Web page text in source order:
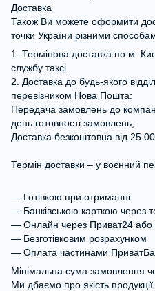
Доставка
Також Ви можете оформити
точки України різними
1. Термінова доставка по м.
службу таксі.
2. Доставка до будь-якого
перевізником Нова Пошта:
Передача замовлень до
день готовності замовлень;
Доставка безкоштовна від 25
Термін доставки – у воєнний
— Готівкою при отриманні
— Банківською карткою через
— Онлайн через Приват24 або
— Безготівковим розрахунком
— Оплата частинами
Мінімальна сума замовлення
Ми дбаємо про якість